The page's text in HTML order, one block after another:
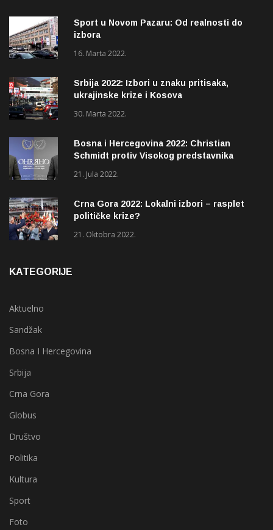
Sport u Novom Pazaru: Od realnosti do
izbora
16. Marta 2022.
Srbija 2022: Izbori u znaku pritisaka,
ukrajinske krize i Kosova
30. Marta 2022.
Bosna i Hercegovina 2022: Christian
Schmidt protiv Visokog predstavnika
21. Jula 2022.
Crna Gora 2022: Lokalni izbori – rasplet
političke krize?
21. Oktobra 2022.
KATEGORIJE
Aktuelno
Sandžak
Bosna I Hercegovina
Srbija
Crna Gora
Globus
Društvo
Politika
Kultura
Sport
Foto